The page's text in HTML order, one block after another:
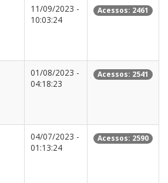
11/09/2023 -
10:03:24
Acessos: 2461
01/08/2023 -
04:18:23
Acessos: 2541
04/07/2023 -
01:13:24
Acessos: 2590